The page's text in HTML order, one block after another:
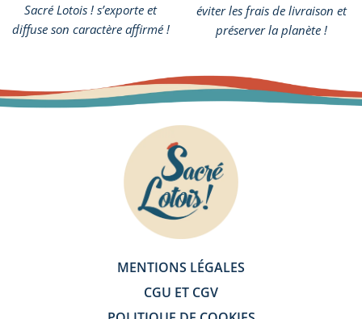
Sacré Lotois ! s’exporte et
diffuse son caractère affirmé !
éviter les frais de livraison et
préserver la planète !
MENTIONS LÉGALES
CGU ET CGV